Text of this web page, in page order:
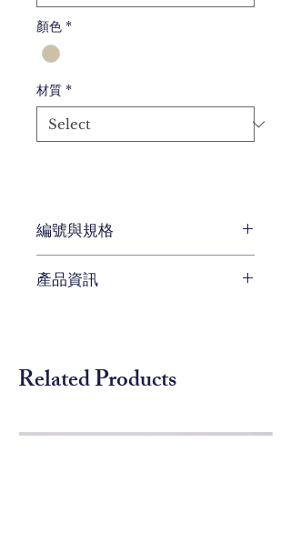
顏色 *
材質 *
編號與規格
48.26
產品資訊
Related Products